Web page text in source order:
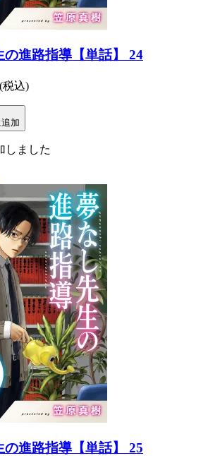
の進路指導【単話】 24
(税込)
加
しました
の進路指導【単話】 25